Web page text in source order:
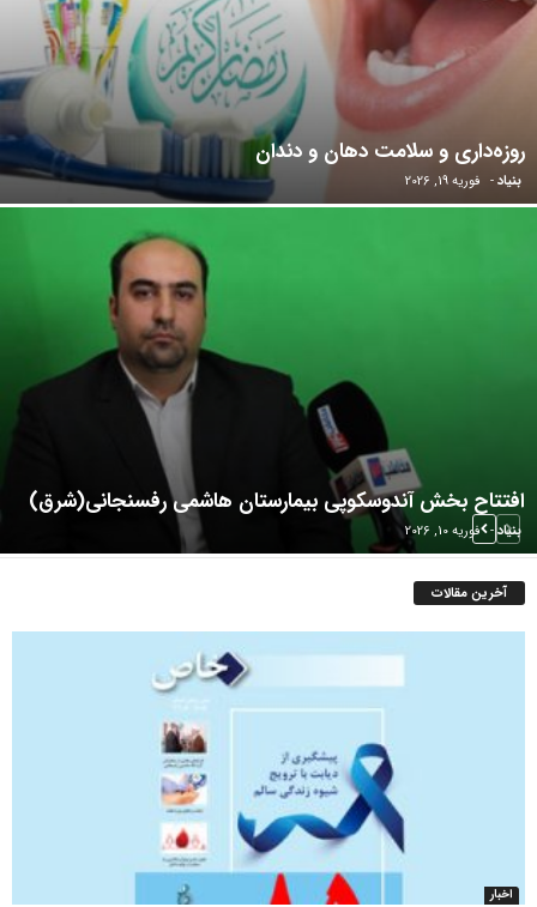
روزه‌داری و سلامت دهان و دندان
بنیاد - فوریه 19, 2026
افتتاح بخش آندوسکوپی بیمارستان هاشمی رفسنجانی(شرق)
بنیاد - فوریه 10, 2026
آخرین مقالات
اخبار